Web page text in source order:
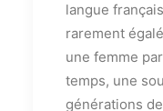
langue
rarement
une femme
temps, une
générations